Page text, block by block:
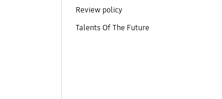
Review policy
Talents Of The Future